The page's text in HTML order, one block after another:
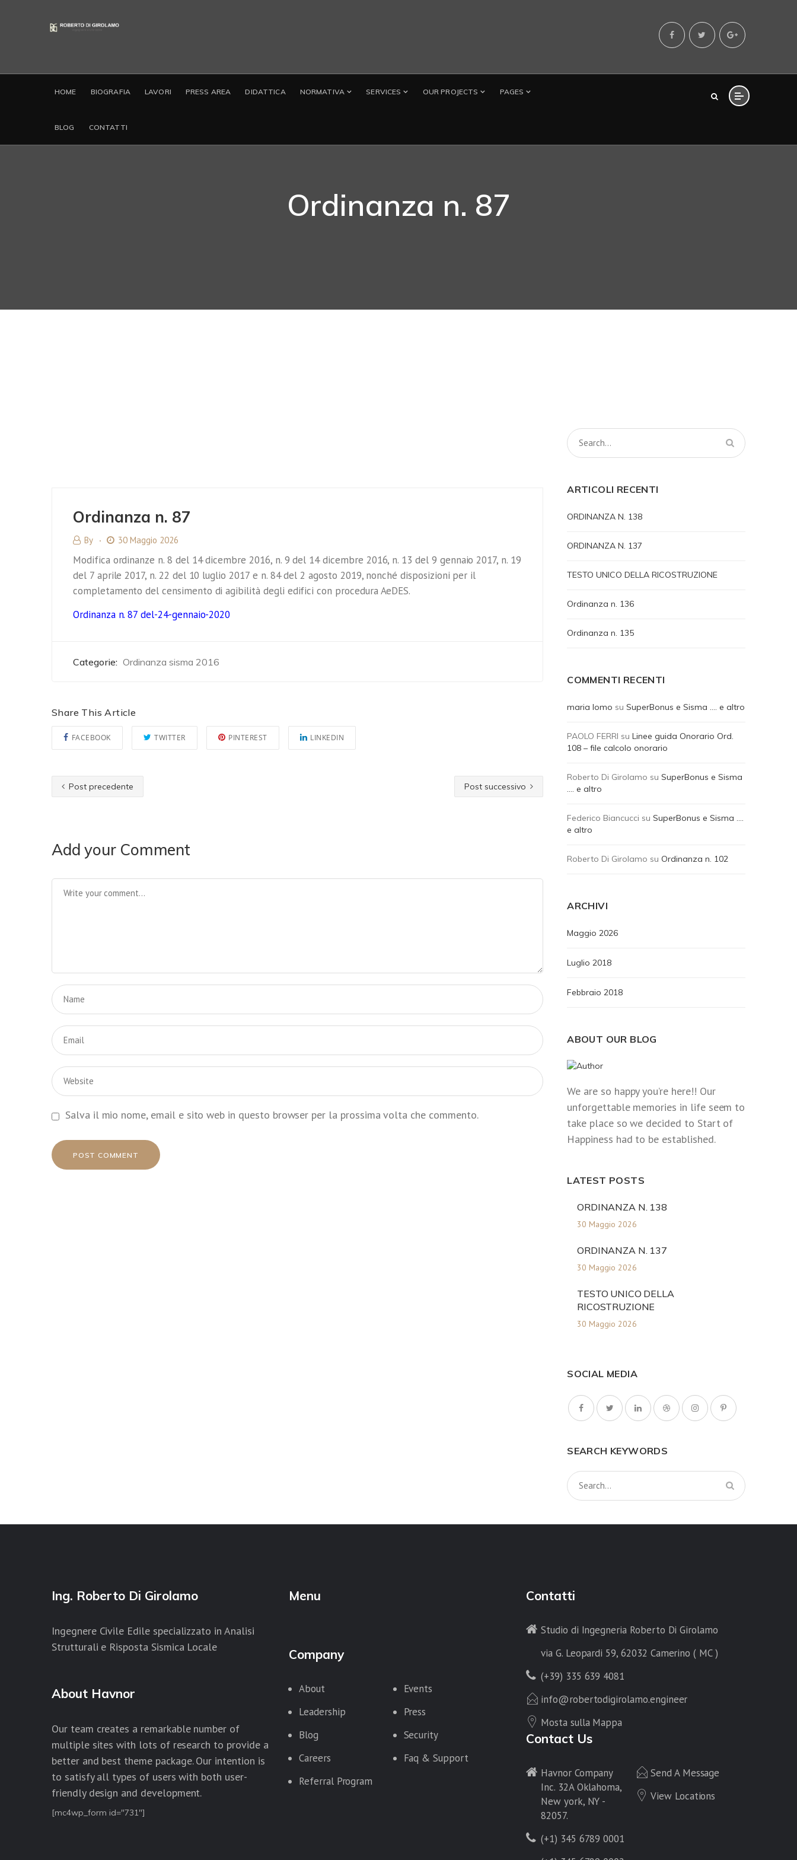
HOME BIOGRAFIA LAVORI PRESS AREA DIDATTICA NORMATIVA SERVICES OUR PROJECTS PAGES
BLOG CONTATTI
Ordinanza n. 87
Ordinanza n. 87
By 30 Maggio 2026
Modifica ordinanze n. 8 del 14 dicembre 2016, n. 9 del 14 dicembre 2016, n. 13 del 9 gennaio 2017, n. 19
del 7 aprile 2017, n. 22 del 10 luglio 2017 e n. 84 del 2 agosto 2019, nonché disposizioni per il
completamento del censimento di agibilità degli edifici con procedura AeDES.
Ordinanza n. 87 del-24-gennaio-2020
Categorie: Ordinanza sisma 2016
Share This Article
FACEBOOK TWITTER PINTEREST LINKEDIN
Post precedente Post successivo
Add your Comment
Salva il mio nome, email e sito web in questo browser per la prossima volta che commento.
ARTICOLI RECENTI
ORDINANZA N. 138
ORDINANZA N. 137
TESTO UNICO DELLA RICOSTRUZIONE
Ordinanza n. 136
Ordinanza n. 135
COMMENTI RECENTI
maria lomo suSuperBonus e Sisma …. e altro
PAOLO FERRI suLinee guida Onorario Ord.
108 – file calcolo onorario
Roberto Di Girolamo suSuperBonus e Sisma
…. e altro
Federico Biancucci suSuperBonus e Sisma ….
e altro
Roberto Di Girolamo su Ordinanza n. 102
ARCHIVI
Maggio 2026
Luglio 2018
Febbraio 2018
ABOUT OUR BLOG
We are so happy you’re here!! Our
unforgettable memories in life seem to
take place so we decided to Start of
Happiness had to be established.
LATEST POSTS
ORDINANZA N. 138
30 Maggio 2026
ORDINANZA N. 137
30 Maggio 2026
TESTO UNICO DELLA
RICOSTRUZIONE
30 Maggio 2026
SOCIAL MEDIA
SEARCH KEYWORDS
Ing. Roberto Di Girolamo
Ingegnere Civile Edile specializzato in Analisi
Strutturali e Risposta Sismica Locale
About Havnor
Our team creates a remarkable number of
multiple sites with lots of research to provide a
better and best theme package. Our intention is
to satisfy all types of users with both user-
friendly design and development.
[mc4wp_form id="731"]
Menu
Company
About
Events
Leadership
Press
Blog
Security
Careers
Faq & Support
Referral Program
Contatti
Studio di Ingegneria Roberto Di Girolamo
via G. Leopardi 59, 62032 Camerino ( MC )
(+39) 335 639 4081
info@robertodigirolamo.engineer
Mosta sulla Mappa
Contact Us
Havnor Company
Inc. 32A Oklahoma,
New york, NY -
82057.
(+1) 345 6789 0001
Send A Message
View Locations